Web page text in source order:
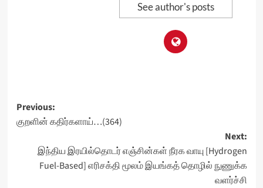
See author's posts
Post
navigation
Previous:
குறளின் கதிர்களாய்…(364)
Next:
இந்திய இரயில்தொடர் எஞ்சின்கள் நீரக வாயு [Hydrogen
Fuel-Based] எரிசக்தி மூலம் இயங்கத் தொழில் நுணுக்க
வளர்ச்சி